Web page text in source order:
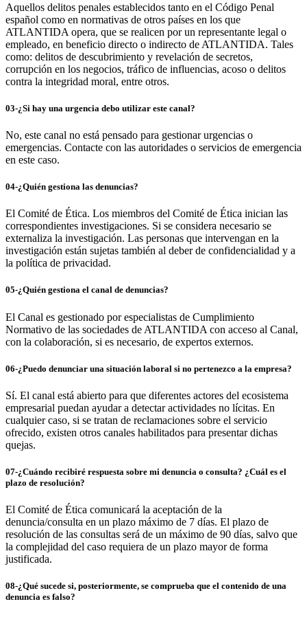
Aquellos delitos penales establecidos tanto en el Código Penal
español como en normativas de otros países en los que
ATLANTIDA opera, que se realicen por un representante legal o
empleado, en beneficio directo o indirecto de ATLANTIDA. Tales
como: delitos de descubrimiento y revelación de secretos,
corrupción en los negocios, tráfico de influencias, acoso o delitos
contra la integridad moral, entre otros.
03-¿Si hay una urgencia debo utilizar este canal?
No, este canal no está pensado para gestionar urgencias o
emergencias. Contacte con las autoridades o servicios de emergencia
en este caso.
04-¿Quién gestiona las denuncias?
El Comité de Ética. Los miembros del Comité de Ética inician las
correspondientes investigaciones. Si se considera necesario se
externaliza la investigación. Las personas que intervengan en la
investigación están sujetas también al deber de confidencialidad y a
la política de privacidad.
05-¿Quién gestiona el canal de denuncias?
El Canal es gestionado por especialistas de Cumplimiento
Normativo de las sociedades de ATLANTIDA con acceso al Canal,
con la colaboración, si es necesario, de expertos externos.
06-¿Puedo denunciar una situación laboral si no pertenezco a la empresa?
Sí. El canal está abierto para que diferentes actores del ecosistema
empresarial puedan ayudar a detectar actividades no lícitas. En
cualquier caso, si se tratan de reclamaciones sobre el servicio
ofrecido, existen otros canales habilitados para presentar dichas
quejas.
07-¿Cuándo recibiré respuesta sobre mi denuncia o consulta? ¿Cuál es el
plazo de resolución?
El Comité de Ética comunicará la aceptación de la
denuncia/consulta en un plazo máximo de 7 días. El plazo de
resolución de las consultas será de un máximo de 90 días, salvo que
la complejidad del caso requiera de un plazo mayor de forma
justificada.
08-¿Qué sucede si, posteriormente, se comprueba que el contenido de una
denuncia es falso?